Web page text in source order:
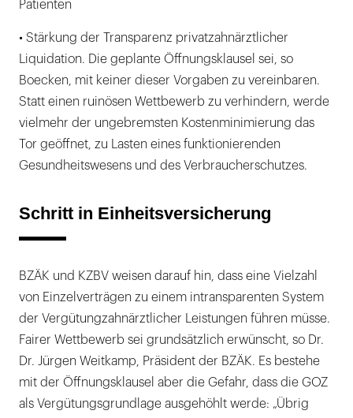
Patienten
• Stärkung der Transparenz privatzahnärztlicher
Liquidation. Die geplante Öffnungsklausel sei, so
Boecken, mit keiner dieser Vorgaben zu vereinbaren.
Statt einen ruinösen Wettbewerb zu verhindern, werde
vielmehr der ungebremsten Kostenminimierung das
Tor geöffnet, zu Lasten eines funktionierenden
Gesundheitswesens und des Verbraucherschutzes.
Schritt in Einheitsversicherung
BZÄK und KZBV weisen darauf hin, dass eine Vielzahl
von Einzelverträgen zu einem intransparenten System
der Vergütungzahnärztlicher Leistungen führen müsse.
Fairer Wettbewerb sei grundsätzlich erwünscht, so Dr.
Dr. Jürgen Weitkamp, Präsident der BZÄK. Es bestehe
mit der Öffnungsklausel aber die Gefahr, dass die GOZ
als Vergütungsgrundlage ausgehöhlt werde: „Übrig